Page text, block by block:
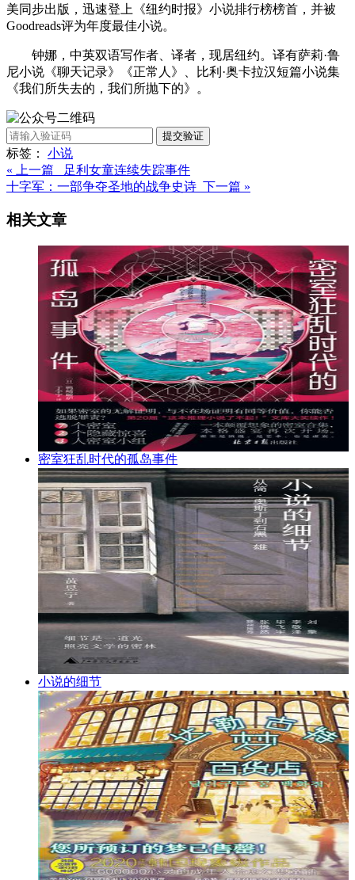
美同步出版，迅速登上《纽约时报》小说排行榜榜首，并被
Goodreads评为年度最佳小说。
钟娜，中英双语写作者、译者，现居纽约。译有萨莉·鲁
尼小说《聊天记录》《正常人》、比利·奥卡拉汉短篇小说集
《我们所失去的，我们所抛下的》。
提交验证
标签：
小说
« 上一篇 足利女童连续失踪事件
十字军：一部争夺圣地的战争史诗 下一篇 »
相关文章
密室狂乱时代的孤岛事件
小说的细节